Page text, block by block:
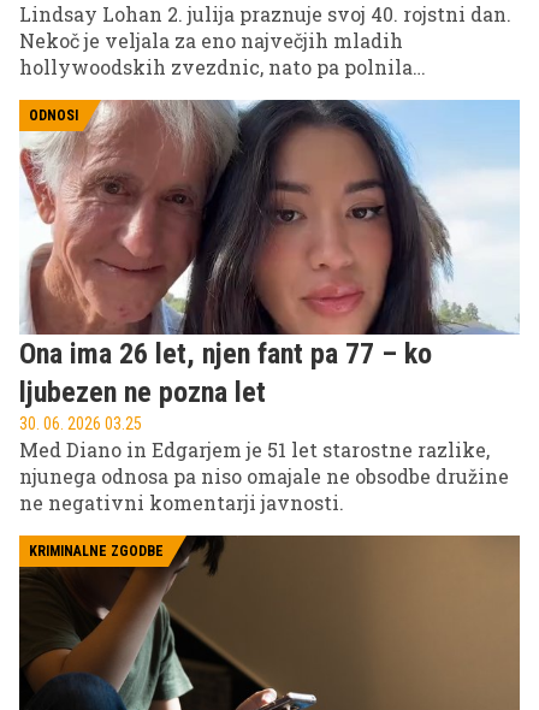
Lindsay Lohan 2. julija praznuje svoj 40. rojstni dan.
Nekoč je veljala za eno največjih mladih
hollywoodskih zvezdnic, nato pa polnila
naslovnice predvsem zaradi težav z alkoholom,
drogami in zakonom. Danes pa živi povsem
drugačno življenje - daleč od hollywoodskega blišča,
skupaj z možem Baderjem Shammasom in sinom
Luaijem v Dubaju.
ODNOSI
Ona ima 26 let, njen fant pa 77 – ko
ljubezen ne pozna let
30. 06. 2026 03.25
Med Diano in Edgarjem je 51 let starostne razlike,
njunega odnosa pa niso omajale ne obsodbe družine
ne negativni komentarji javnosti.
KRIMINALNE ZGODBE